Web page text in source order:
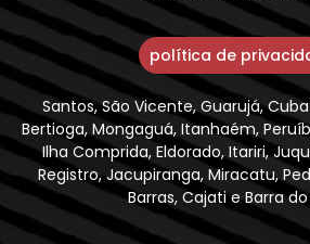
política de
Santos, São Vicente, Guarujá,
Bertioga, Mongaguá, Itanhaém,
Ilha Comprida, Eldorado, Itariri,
Registro, Jacupiranga, Miracatu,
Barras, Cajati e Barra